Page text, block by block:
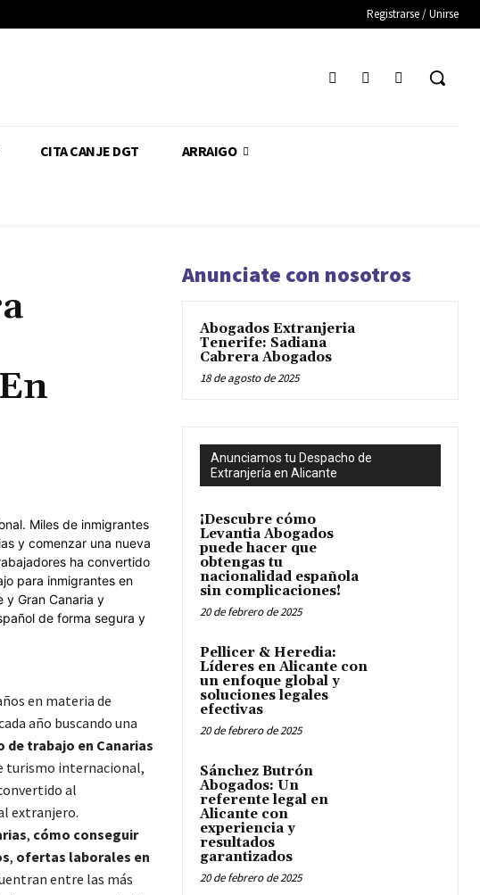
Registrarse / Unirse
CITA CANJE DGT ARRAIGO
en materia de
año buscando una
de trabajo en Canarias
turismo internacional,
al
extranjero.
, cómo conseguir
, ofertas laborales en
entre las más
Anunciate con nosotros
Abogados Extranjeria
Tenerife: Sadiana
Cabrera Abogados
18 de agosto de 2025
Anunciamos tu Despacho de
Extranjería en Alicante
¡Descubre cómo
Levantia Abogados
puede hacer que
obtengas tu
nacionalidad española
sin complicaciones!
20 de febrero de 2025
Pellicer & Heredia:
Líderes en Alicante con
un enfoque global y
soluciones legales
efectivas
20 de febrero de 2025
Sánchez Butrón
Abogados: Un
referente legal en
Alicante con
experiencia y
resultados
garantizados
20 de febrero de 2025